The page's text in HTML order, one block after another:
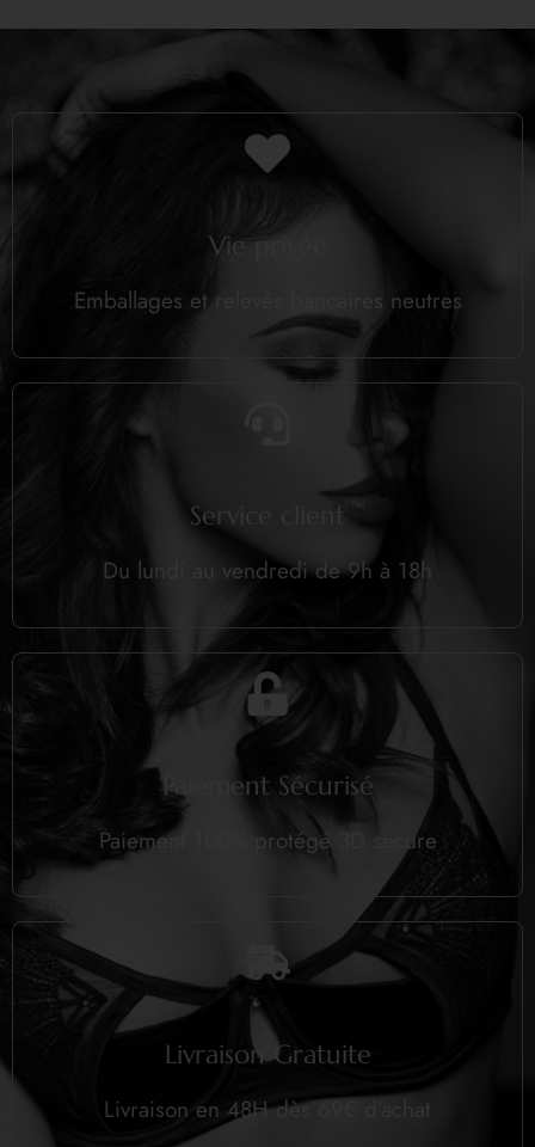
Vie privée
Emballages et relevés bancaires neutres
Service client
Du lundi au vendredi de 9h à 18h
Paiement Sécurisé
Paiement 100% protégé 3D secure
Livraison Gratuite
Livraison en 48H dès 69€ d’achat